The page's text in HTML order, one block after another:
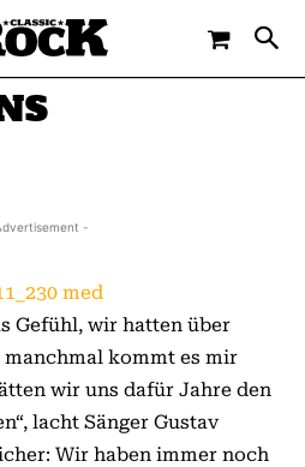
- 5. MÄRZ 2014
-
Gefühl, wir hatten über
kommt es mir
wir uns dafür Jahre den
lacht Sänger Gustav
Wir haben immer noch